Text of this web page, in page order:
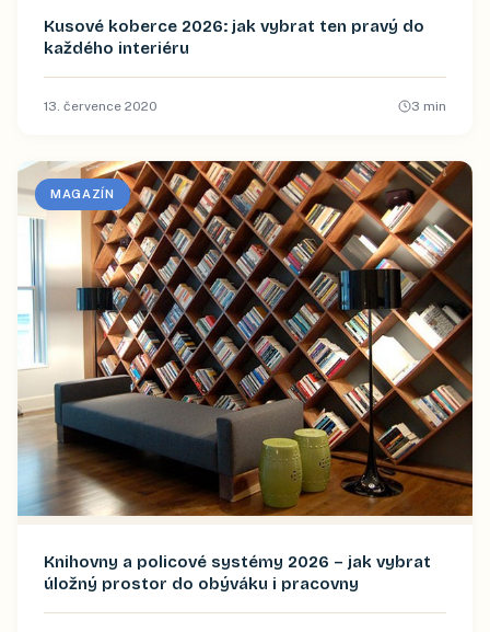
Kusové koberce 2026: jak vybrat ten pravý do
každého interiéru
13. července 2020 3 min
MAGAZÍN
Knihovny a policové systémy 2026 – jak vybrat
úložný prostor do obýváku i pracovny